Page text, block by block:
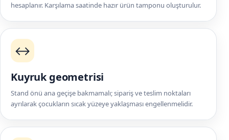
hesaplanır. Karşılama saatinde hazır ürün tamponu oluşturulur.
↔️
Kuyruk geometrisi
Stand önü ana geçişe bakmamalı; sipariş ve teslim noktaları
ayrılarak çocukların sıcak yüzeye yaklaşması engellenmelidir.